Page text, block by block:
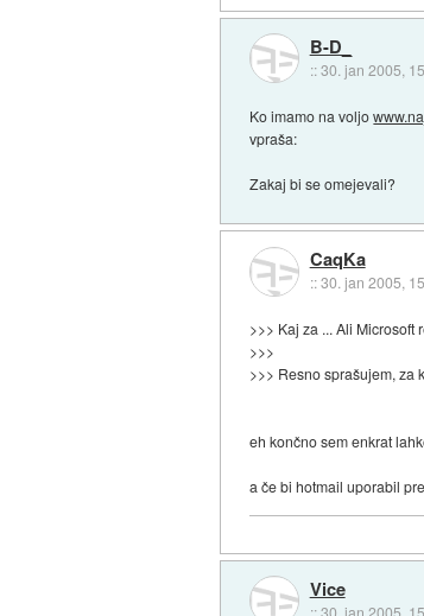
B-D_
::30. jan 2005,
Ko imamo na voljo
vpraša:
Zakaj bi se omejevali?
CaqKa
::30. jan 2005,
>>> Kaj za ... Ali
>>>
>>> Resno sprašujem, za
eh končno sem enkrat
a če bi hotmail uporabil
Vice
::30. jan 2005,